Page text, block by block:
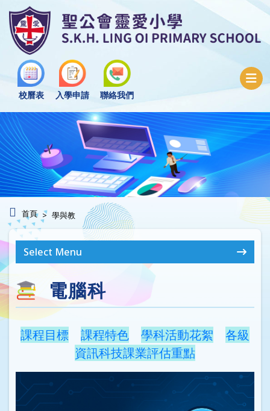
校曆表 入學申請 聯絡我們
首頁 學與教
Select Menu
電腦科
課程目標 課程特色 學科活動花絮
各級
資訊科技課業評估重點